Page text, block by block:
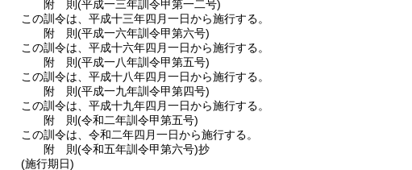
附 則(平成一三年訓令甲第一二号)
この訓令は、平成十三年四月一日から施行する。
附 則(平成一六年訓令甲第六号)
この訓令は、平成十六年四月一日から施行する。
附 則(平成一八年訓令甲第五号)
この訓令は、平成十八年四月一日から施行する。
附 則(平成一九年訓令甲第四号)
この訓令は、平成十九年四月一日から施行する。
附 則(令和二年訓令甲第五号)
この訓令は、令和二年四月一日から施行する。
附 則(令和五年訓令甲第六号)抄
(施行期日)